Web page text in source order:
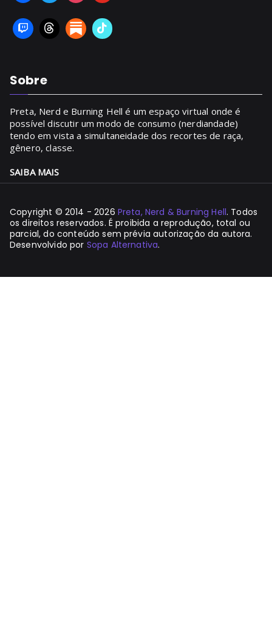
Sobre
Preta, Nerd e Burning Hell é um espaço virtual onde é
possível discutir um modo de consumo (nerdiandade)
tendo em vista a simultaneidade dos recortes de raça,
gênero, classe.
SAIBA MAIS
Copyright © 2014 - 2026 Preta, Nerd & Burning Hell. Todos
os direitos reservados. É proibida a reprodução, total ou
parcial, do conteúdo sem prévia autorização da autora.
Desenvolvido por Sopa Alternativa.